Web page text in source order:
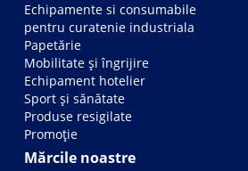
Echipamente si consumabile
pentru curatenie industriala
Papetărie
Mobilitate și îngrijire
Echipament hotelier
Sport și sănătate
Produse resigilate
Promoție
Mărcile noastre